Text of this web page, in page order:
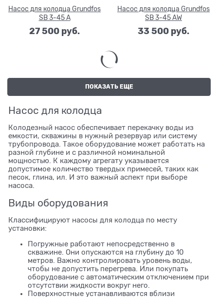
Насос для колодца Grundfos
SB 3-45 A
27 500 руб.
Насос для колодца Grundfos
SB 3-45 AW
33 500 руб.
ПОКАЗАТЬ ЕЩЕ
Насос для колодца
Колодезный насос обеспечивает перекачку воды из
емкости, скважины в нужный резервуар или систему
трубопровода. Такое оборудование может работать на
разной глубине и с различной номинальной
мощностью. К каждому агрегату указывается
допустимое количество твердых примесей, таких как
песок, глина, ил. И это важный аспект при выборе
насоса.
Виды оборудования
Классифицируют насосы для колодца по месту
установки:
Погружные работают непосредственно в
скважине. Они опускаются на глубину до 10
метров. Важно контролировать уровень воды,
чтобы не допустить перегрева. Или покупать
оборудование с автоматическим отключением при
отсутствии жидкости вокруг него.
Поверхностные устанавливаются вблизи